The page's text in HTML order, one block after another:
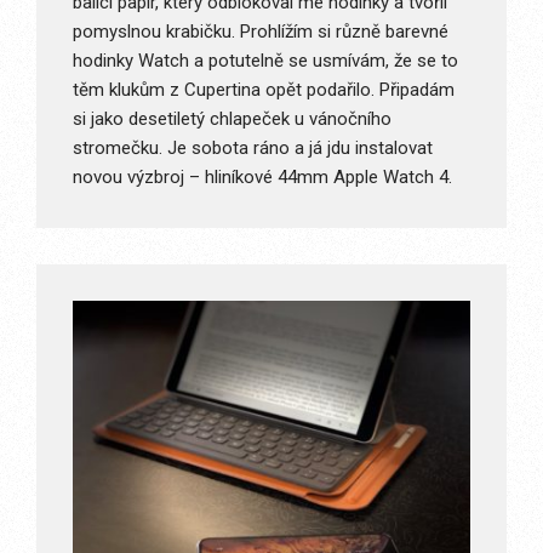
pomyslnou krabičku. Prohlížím si různě barevné
hodinky Watch a potutelně se usmívám, že se to
těm klukům z Cupertina opět podařilo. Připadám
si jako desetiletý chlapeček u vánočního
stromečku. Je sobota ráno a já jdu instalovat
novou výzbroj – hliníkové 44mm Apple Watch 4.